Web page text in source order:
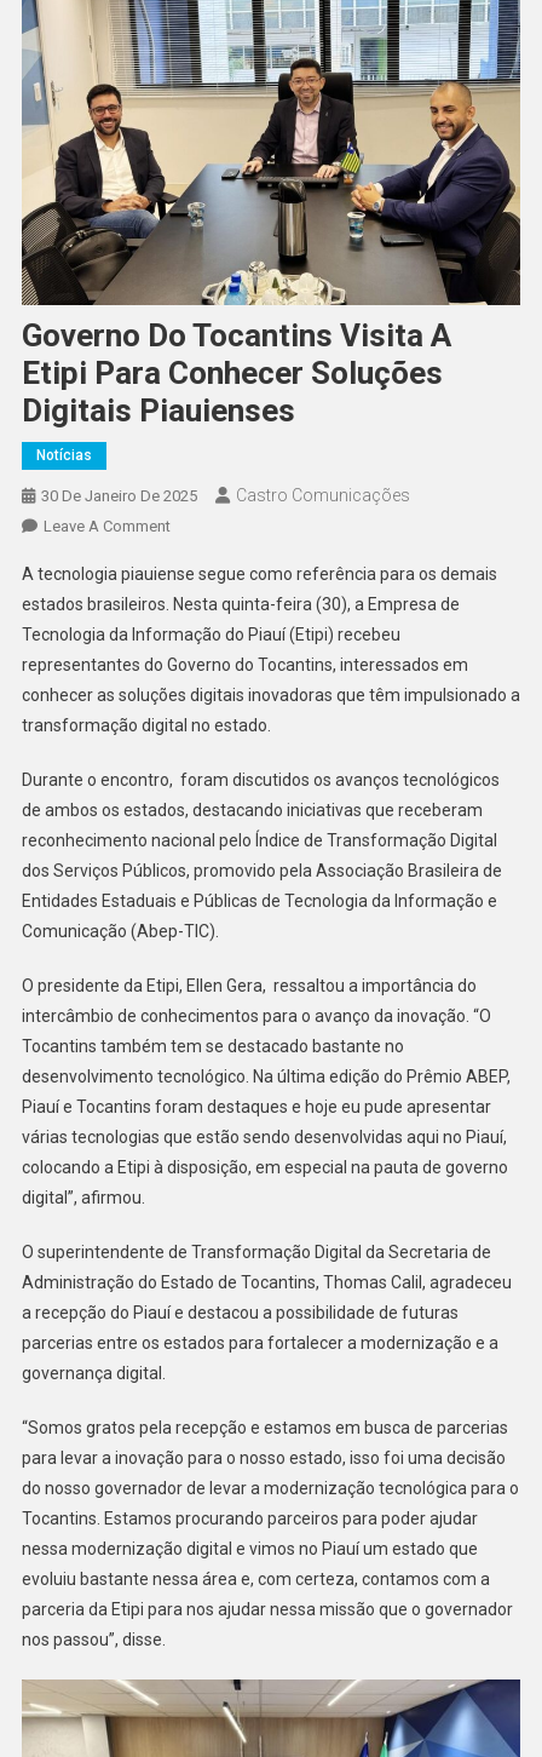
Governo Do Tocantins Visita A
Etipi Para Conhecer Soluções
Digitais Piauienses
Notícias
30 De Janeiro De 2025 Castro Comunicações
Leave A Comment
A tecnologia piauiense segue como referência para os demais
estados brasileiros. Nesta quinta-feira (30), a Empresa de
Tecnologia da Informação do Piauí (Etipi) recebeu
representantes do Governo do Tocantins, interessados em
conhecer as soluções digitais inovadoras que têm impulsionado a
transformação digital no estado.
Durante o encontro, foram discutidos os avanços tecnológicos
de ambos os estados, destacando iniciativas que receberam
reconhecimento nacional pelo Índice de Transformação Digital
dos Serviços Públicos, promovido pela Associação Brasileira de
Entidades Estaduais e Públicas de Tecnologia da Informação e
Comunicação (Abep-TIC).
O presidente da Etipi, Ellen Gera, ressaltou a importância do
intercâmbio de conhecimentos para o avanço da inovação. “O
Tocantins também tem se destacado bastante no
desenvolvimento tecnológico. Na última edição do Prêmio ABEP,
Piauí e Tocantins foram destaques e hoje eu pude apresentar
várias tecnologias que estão sendo desenvolvidas aqui no Piauí,
colocando a Etipi à disposição, em especial na pauta de governo
digital”, afirmou.
O superintendente de Transformação Digital da Secretaria de
Administração do Estado de Tocantins, Thomas Calil, agradeceu
a recepção do Piauí e destacou a possibilidade de futuras
parcerias entre os estados para fortalecer a modernização e a
governança digital.
“Somos gratos pela recepção e estamos em busca de parcerias
para levar a inovação para o nosso estado, isso foi uma decisão
do nosso governador de levar a modernização tecnológica para o
Tocantins. Estamos procurando parceiros para poder ajudar
nessa modernização digital e vimos no Piauí um estado que
evoluiu bastante nessa área e, com certeza, contamos com a
parceria da Etipi para nos ajudar nessa missão que o governador
nos passou”, disse.